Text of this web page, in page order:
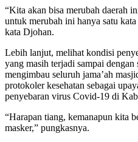
“Kita akan bisa merubah daerah
untuk merubah ini hanya satu
kata Djohan.
Lebih lanjut, melihat kondisi
yang masih terjadi sampai
mengimbau seluruh jama’ah
protokoler kesehatan sebagai
penyebaran virus Covid-19 di
“Harapan tiang, kemanapun kita
masker,” pungkasnya.